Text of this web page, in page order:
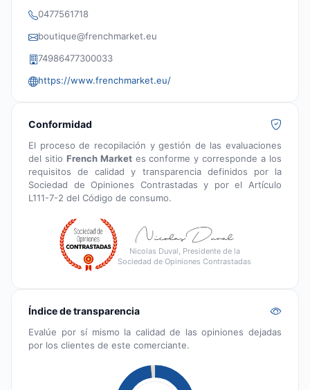
0477561718
boutique@frenchmarket.eu
74986477300033
https://www.frenchmarket.eu/
Conformidad
El proceso de recopilación y gestión de las evaluaciones
del sitio French Marketes conforme y corresponde a los
requisitos de calidad y transparencia definidos por la
Sociedad de Opiniones Contrastadas y por el Artículo
L111-7-2 del Código de consumo.
Nicolas Duval, Presidente de la
Sociedad de Opiniones Contrastadas
Índice de transparencia
Evalúe por sí mismo la calidad de las opiniones dejadas
por los clientes de este comerciante.